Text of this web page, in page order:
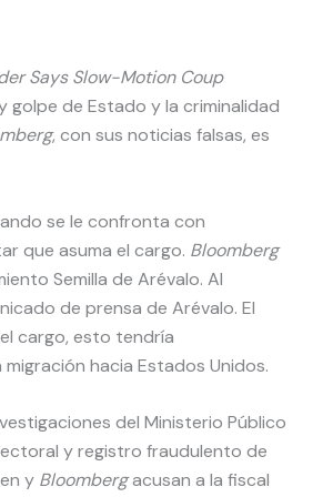
Says Slow-Motion Coup
golpe de Estado y la criminalidad
, con sus noticias falsas, es
se le confronta con
que asuma el cargo. Bloomberg
Semilla de Arévalo. Al
de prensa de Arévalo. El
cargo, esto tendría
hacia Estados Unidos.
del Ministerio Público
y registro fraudulento de
y Bloombergacusan a la fiscal